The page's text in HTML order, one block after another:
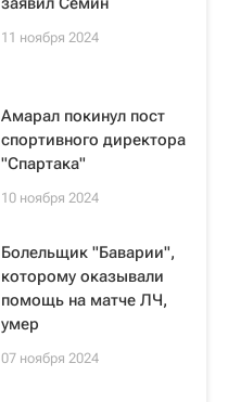
11 ноября 2024
Амарал покинул пост
спортивного директора
"Спартака"
10 ноября 2024
Болельщик "Баварии",
которому оказывали
помощь на матче ЛЧ,
умер
07 ноября 2024